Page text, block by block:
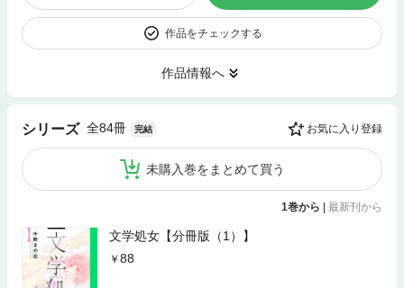
作品をチェックする
作品情報へ
シリーズ 全84冊 完結 お気に入り登録
未購入巻をまとめて買う
1巻から | 最新刊から
文学処女【分冊版（1）】
88